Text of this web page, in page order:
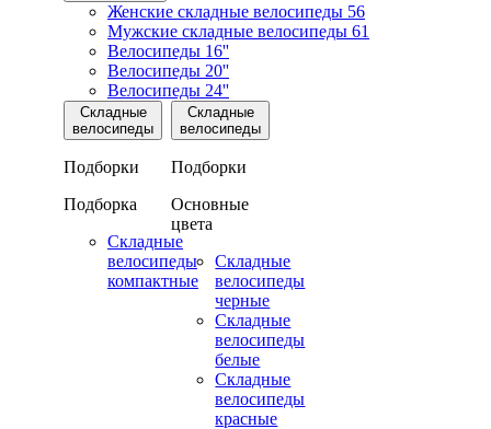
Женские складные велосипеды 56
Мужские складные велосипеды 61
Велосипеды 16''
Велосипеды 20''
Велосипеды 24''
Складные
велосипеды
Подборки
Подборка
Складные
велосипеды
компактные
Складные
велосипеды
Подборки
Основные
цвета
Складные
велосипеды
черные
Складные
велосипеды
белые
Складные
велосипеды
красные